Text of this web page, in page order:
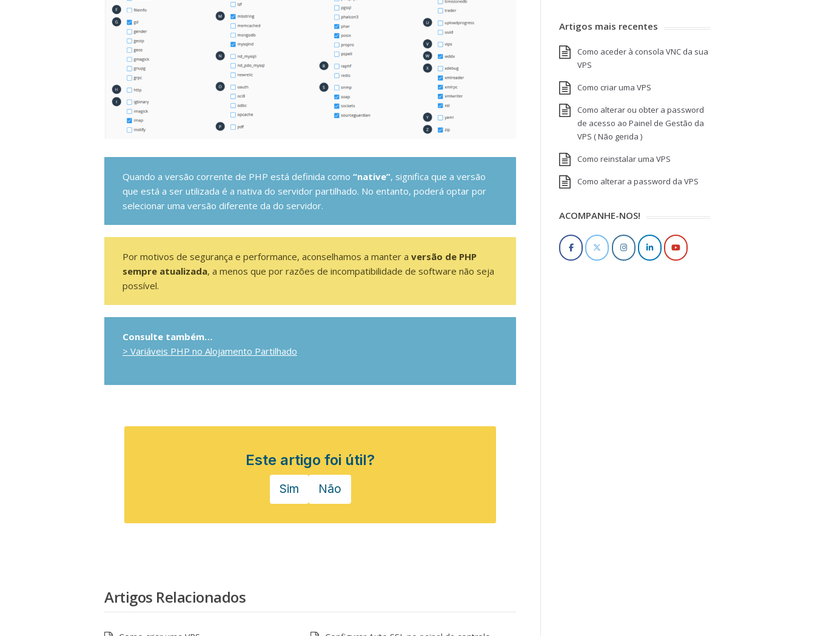
Quando a versão corrente de PHP está definida como “native”, significa que a versão
que está a ser utilizada é a nativa do servidor partilhado. No entanto, poderá optar por
selecionar uma versão diferente da do servidor.
Por motivos de segurança e performance, aconselhamos a manter a versão de PHP
sempre atualizada, a menos que por razões de incompatibilidade de software não seja
possível.
Consulte também…
> Variáveis PHP no Alojamento Partilhado
Este artigo foi útil?
Sim Não
Artigos Relacionados
Artigos mais recentes
Como aceder à consola VNC da sua
VPS
Como criar uma VPS
Como alterar ou obter a password
de acesso ao Painel de Gestão da
VPS ( Não gerida )
Como reinstalar uma VPS
Como alterar a password da VPS
ACOMPANHE-NOS!